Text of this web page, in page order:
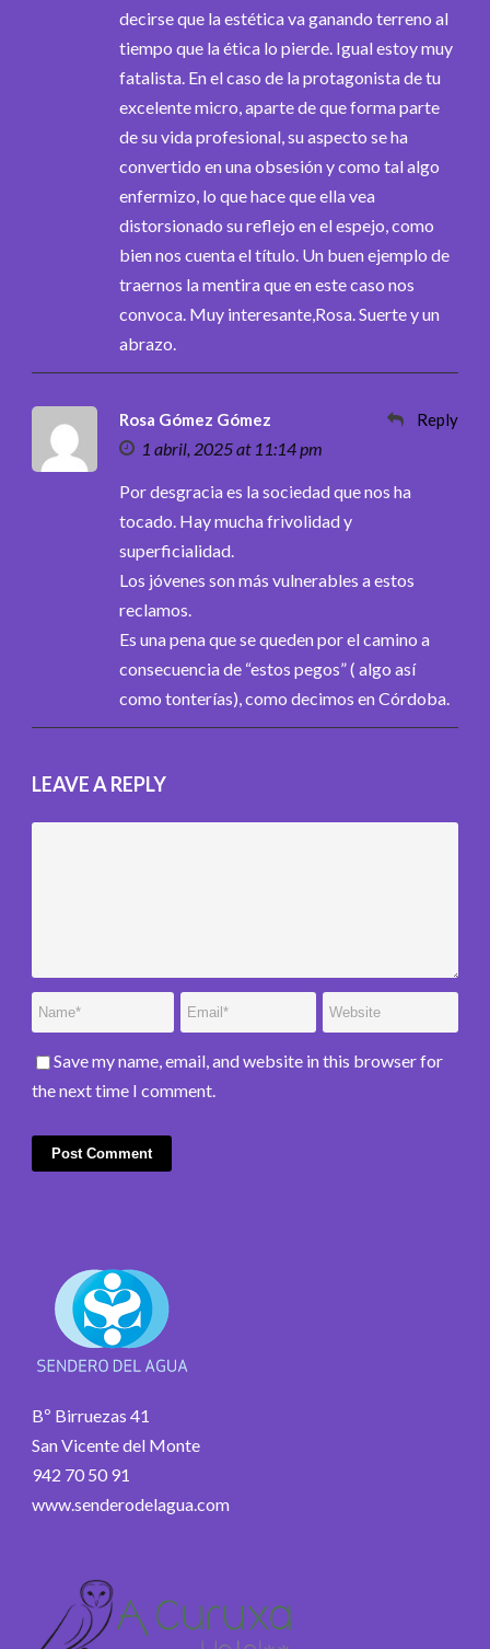
decirse que la estética va ganando terreno al
tiempo que la ética lo pierde. Igual estoy muy
fatalista. En el caso de la protagonista de tu
excelente micro, aparte de que forma parte
de su vida profesional, su aspecto se ha
convertido en una obsesión y como tal algo
enfermizo, lo que hace que ella vea
distorsionado su reflejo en el espejo, como
bien nos cuenta el título. Un buen ejemplo de
traernos la mentira que en este caso nos
convoca. Muy interesante,Rosa. Suerte y un
abrazo.
Rosa Gómez Gómez
1 abril, 2025 at 11:14 pm
Reply
Por desgracia es la sociedad que nos ha
tocado. Hay mucha frivolidad y
superficialidad.
Los jóvenes son más vulnerables a estos
reclamos.
Es una pena que se queden por el camino a
consecuencia de “estos pegos” ( algo así
como tonterías), como decimos en Córdoba.
LEAVE A REPLY
Save my name, email, and website in this browser for
the next time I comment.
Bº Birruezas 41
San Vicente del Monte
942 70 50 91
www.senderodelagua.com